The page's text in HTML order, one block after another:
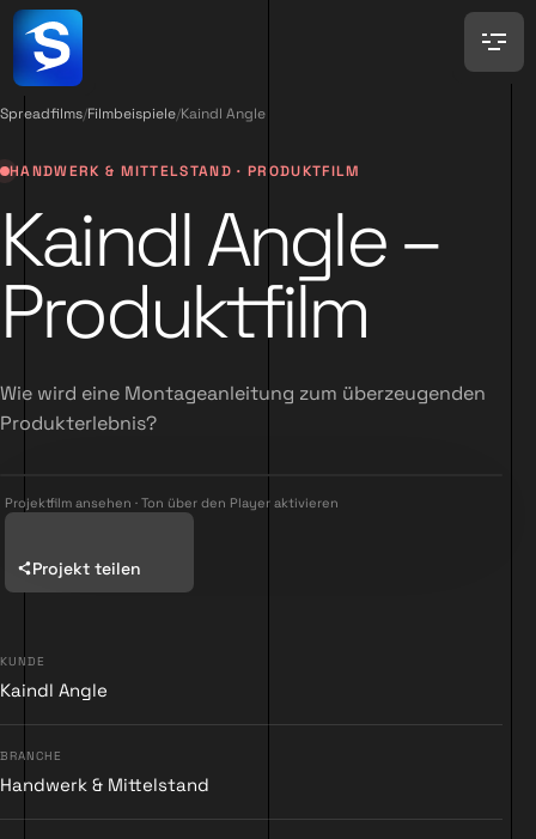
Spreadfilms/Filmbeispiele/Kaindl Angle
HANDWERK & MITTELSTAND · PRODUKTFILM
Kaindl Angle –
Produktfilm
Wie wird eine Montageanleitung zum überzeugenden
Produkterlebnis?
Projektfilm ansehen · Ton über den Player aktivieren
Projekt teilen
KUNDE
Kaindl Angle
BRANCHE
Handwerk & Mittelstand